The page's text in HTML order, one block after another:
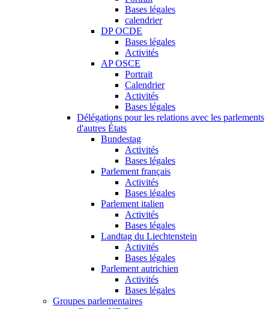
Bases légales
calendrier
DP OCDE
Bases légales
Activités
AP OSCE
Portrait
Calendrier
Activités
Bases légales
Délégations pour les relations avec les parlements
d'autres États
Bundestag
Activités
Bases légales
Parlement français
Activités
Bases légales
Parlement italien
Activités
Bases légales
Landtag du Liechtenstein
Activités
Bases légales
Parlement autrichien
Activités
Bases légales
Groupes parlementaires